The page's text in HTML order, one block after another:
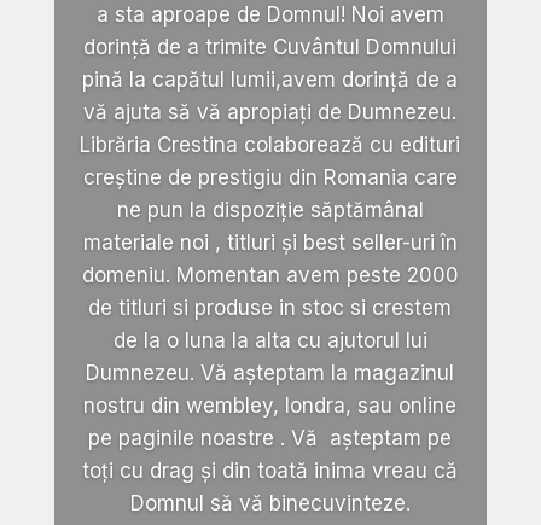
a sta aproape de Domnul! Noi avem
dorință de a trimite Cuvântul Domnului
pină la capătul lumii,avem dorință de a
vă ajuta să vă apropiați de Dumnezeu.
Librăria Crestina colaborează cu edituri
creștine de prestigiu din Romania care
ne pun la dispoziție săptămânal
materiale noi , titluri și best seller-uri în
domeniu. Momentan avem peste 2000
de titluri si produse in stoc si crestem
de la o luna la alta cu ajutorul lui
Dumnezeu. Vă așteptam la magazinul
nostru din wembley, londra, sau online
pe paginile noastre . Vă așteptam pe
toți cu drag și din toată inima vreau că
Domnul să vă binecuvinteze.